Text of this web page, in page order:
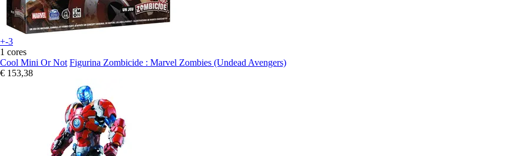
+-3
1 cores
Cool Mini Or Not Figurina Zombicide : Marvel Zombies (Undead Avengers)
€ 153,38